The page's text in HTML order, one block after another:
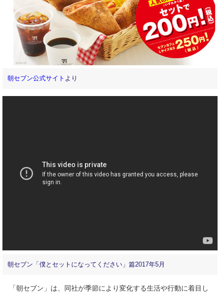
朝セブン公式サイト より
朝セブン「僕とセットになってください」篇2017年5月
「朝セブン」は、同社が季節により変化する生活や行動に着目し